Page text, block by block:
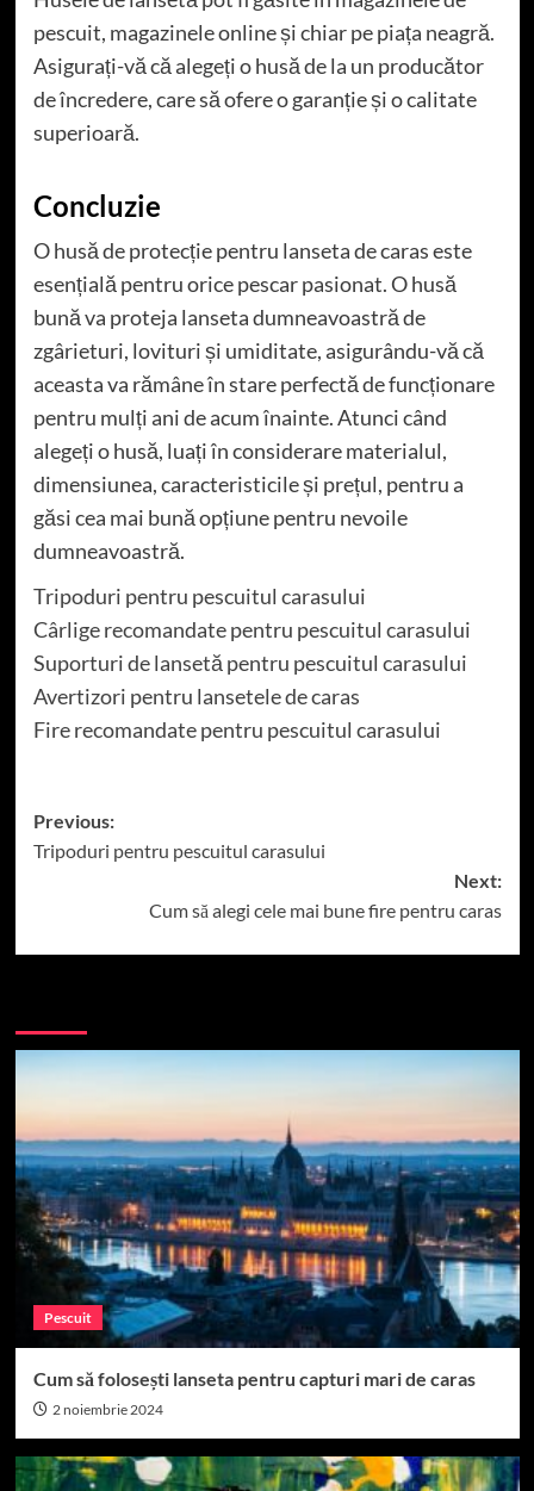
pescuit, magazinele online și chiar pe piața neagră.
Asigurați-vă că alegeți o husă de la un producător
de încredere, care să ofere o garanție și o calitate
superioară.
Concluzie
O husă de protecție pentru lanseta de caras este
esențială pentru orice pescar pasionat. O husă
bună va proteja lanseta dumneavoastră de
zgârieturi, lovituri și umiditate, asigurându-vă că
aceasta va rămâne în stare perfectă de funcționare
pentru mulți ani de acum înainte. Atunci când
alegeți o husă, luați în considerare materialul,
dimensiunea, caracteristicile și prețul, pentru a
găsi cea mai bună opțiune pentru nevoile
dumneavoastră.
Tripoduri pentru pescuitul carasului
Cârlige recomandate pentru pescuitul carasului
Suporturi de lansetă pentru pescuitul carasului
Avertizori pentru lansetele de caras
Fire recomandate pentru pescuitul carasului
Post
navigation
Previous:
Tripoduri pentru pescuitul carasului
Next:
Cum să alegi cele mai bune fire pentru caras
Pescuit
Cum să folosești lanseta pentru capturi mari de caras
2 noiembrie 2024